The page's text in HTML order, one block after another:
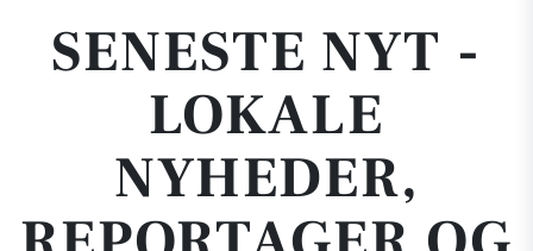
SENESTE NYT -
LOKALE
NYHEDER,